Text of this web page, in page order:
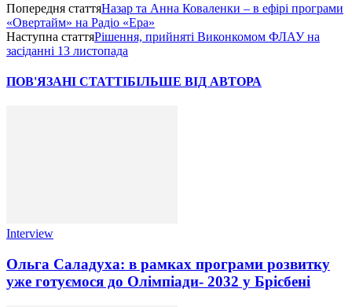
Попередня статтяНазар та Анна Коваленки – в ефірі програми
«Овертайм» на Радіо «Ера»
Наступна статтяРішення, прийняті Виконкомом ФЛАУ на
засіданні 13 листопада
ПОВ'ЯЗАНІ СТАТТІБІЛЬШЕ ВІД АВТОРА
Interview
Ольга Саладуха: в рамках програми розвитку
уже готуємося до Олімпіади- 2032 у Брісбені